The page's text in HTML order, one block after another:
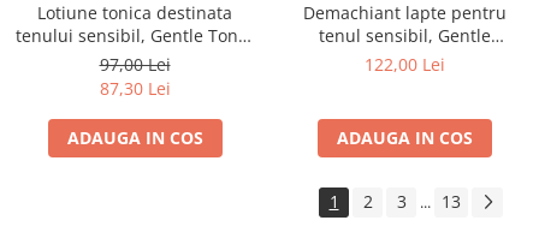
Lotiune tonica destinata
tenului sensibil, Gentle Toner
- 120ml
97,00 Lei
87,30 Lei
ADAUGA IN COS
Demachiant lapte pentru
tenul sensibil, Gentle
Cleanser - 120ml
122,00 Lei
ADAUGA IN COS
1 2 3 ... 13